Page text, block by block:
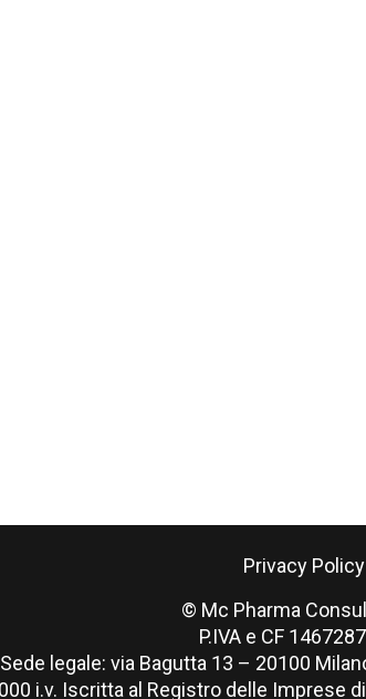
Privacy Policy
© Mc Pharma
P.IVA e CF
Sede legale: via Bagutta 13 – 20100
i.v. Iscritta al Registro delle Imprese